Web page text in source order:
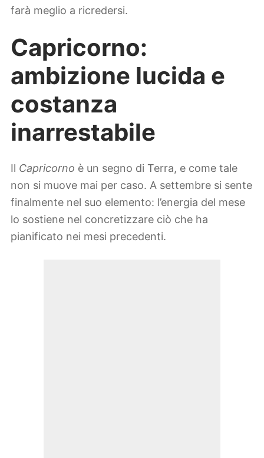
farà meglio a ricredersi.
Capricorno:
ambizione lucida e
costanza
inarrestabile
Il Capricorno è un segno di Terra, e come tale
non si muove mai per caso. A settembre si sente
finalmente nel suo elemento: l’energia del mese
lo sostiene nel concretizzare ciò che ha
pianificato nei mesi precedenti.